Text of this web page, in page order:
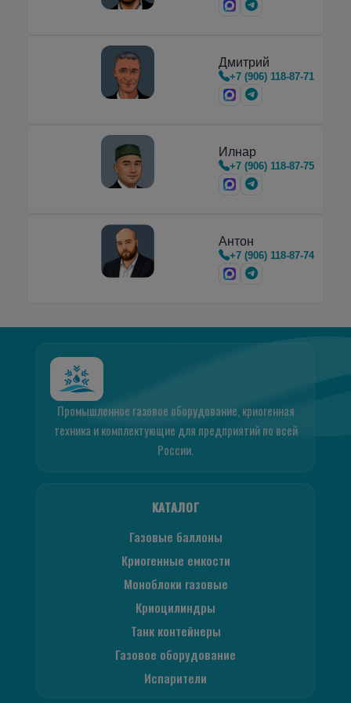
Дмитрий
+7 (906) 118-87-71
Илнар
+7 (906) 118-87-75
Антон
+7 (906) 118-87-74
Промышленное газовое оборудование, криогенная
техника и комплектующие для предприятий по всей
России.
КАТАЛОГ
Газовые баллоны
Криогенные емкости
Моноблоки газовые
Криоцилиндры
Танк контейнеры
Газовое оборудование
Испарители